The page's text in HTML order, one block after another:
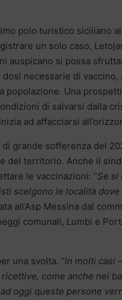
polo turistico siciliano
un solo caso,
auspicano si possa
necessarie di vaccino,
Una
di salvarsi dalla
ad affacciarsi
di grande sofferenza del
del territorio. Anche il
le vaccinazioni: “Se si
scelgono le località
all’Asp Messina dal
comunali, Lumbi e
una svolta. “In molti casi
come anche nei
oggi queste persone